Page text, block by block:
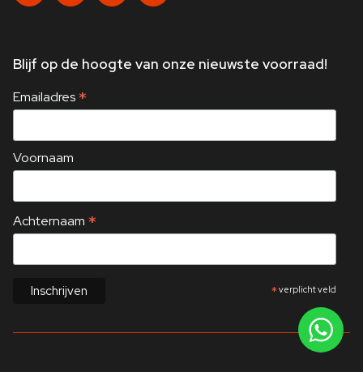
Blijf op de hoogte van onze nieuwste voorraad!
Emailadres*
Voornaam
Achternaam *
*verplicht veld